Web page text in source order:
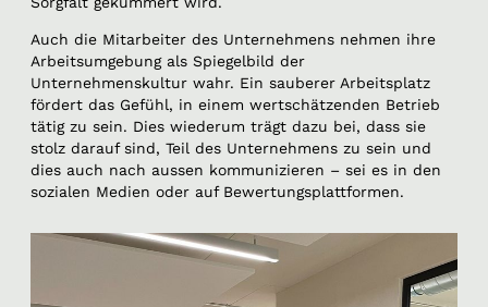
Auch die Mitarbeiter des Unternehmens nehmen ihre
Arbeitsumgebung als Spiegelbild der
Unternehmenskultur wahr. Ein sauberer Arbeitsplatz
fördert das Gefühl, in einem wertschätzenden Betrieb
tätig zu sein. Dies wiederum trägt dazu bei, dass sie
stolz darauf sind, Teil des Unternehmens zu sein und
dies auch nach aussen kommunizieren – sei es in den
sozialen Medien oder auf Bewertungsplattformen.